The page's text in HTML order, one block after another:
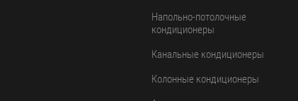
Напольно-потолочные
кондиционеры
Канальные кондиционеры
Колонные кондиционеры